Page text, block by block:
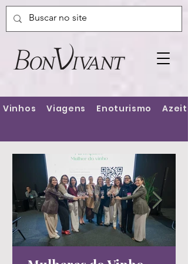
Vinhos Viagens Enoturismo